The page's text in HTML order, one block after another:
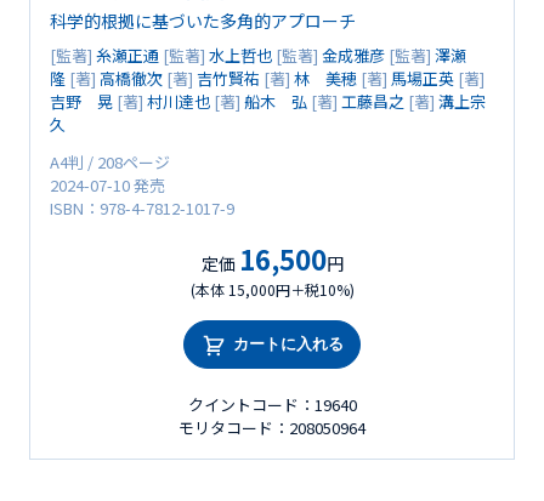
科学的根拠に基づいた多角的アプローチ
[監著] 糸瀬正通 [監著] 水上哲也 [監著] 金成雅彦 [監著] 澤瀬
隆 [著] 高橋徹次 [著] 吉竹賢祐 [著] 林 美穂 [著] 馬場正英 [著]
吉野 晃 [著] 村川達也 [著] 船木 弘 [著] 工藤昌之 [著] 溝上宗
久
A4判 / 208ページ
2024-07-10 発売
ISBN：978-4-7812-1017-9
定価 16,500円
(本体 15,000円＋税10%)
カートに入れる
クイントコード：19640
モリタコード：208050964